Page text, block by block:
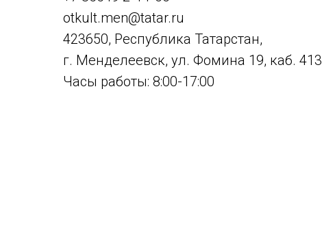
otkult.men@tatar.ru
423650, Республика Татарстан,
г. Менделеевск, ул. Фомина 19, каб. 413
Часы работы: 8:00-17:00